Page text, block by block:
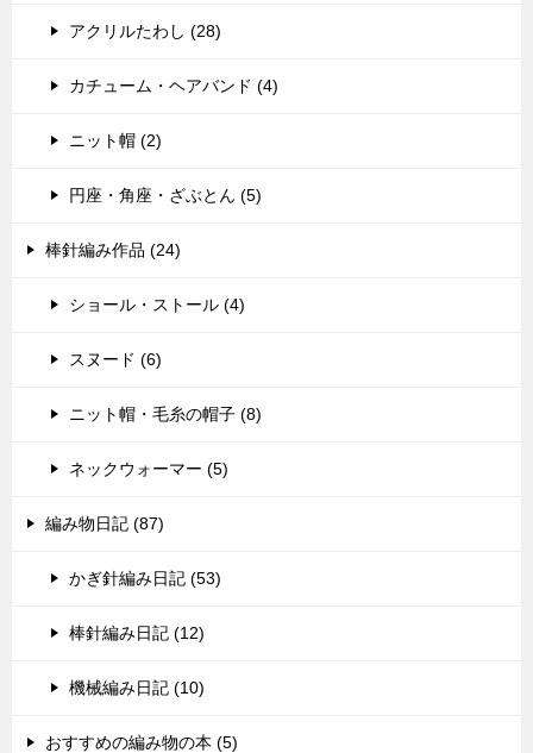
アクリルたわし (28)
カチューム・ヘアバンド (4)
ニット帽 (2)
円座・角座・ざぶとん (5)
棒針編み作品 (24)
ショール・ストール (4)
スヌード (6)
ニット帽・毛糸の帽子 (8)
ネックウォーマー (5)
編み物日記 (87)
かぎ針編み日記 (53)
棒針編み日記 (12)
機械編み日記 (10)
おすすめの編み物の本 (5)